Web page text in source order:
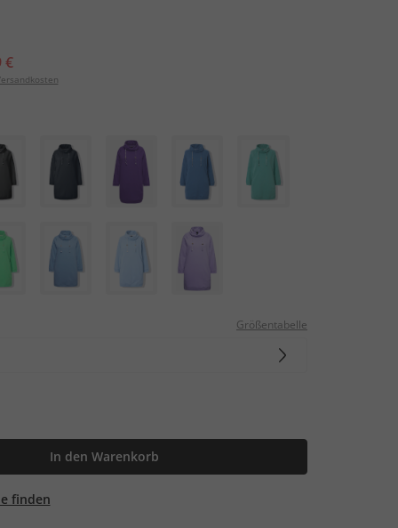
€
Größentabelle
In den Warenkorb
finden